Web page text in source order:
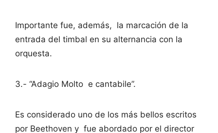
Importante fue, además, la marcación de la
entrada del timbal en su alternancia con la
orquesta.
3.- “Adagio Molto e cantabile”.
Es considerado uno de los más bellos escritos
por Beethoven y fue abordado por el director